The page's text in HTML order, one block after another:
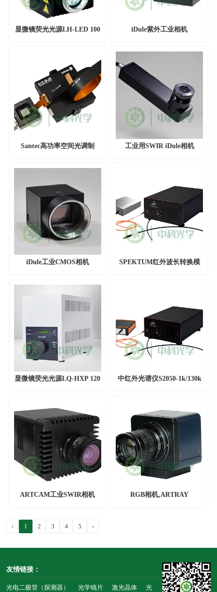
显微镜荧光光源LH-LED 100 iDule紫外工业相机
Santec高功率空间光调制
工业用SWIR iDule相机
iDule工业CMOS相机
SPEKTUM红外波长转换模
显微镜荧光光源LQ-HXP 120 中红外光谱仪S2050-1k/130k
ARTCAM工业SWIR相机 RGB相机,ARTRAY
‹ 1 2 3 4 5 ›
友情链接：
光电二极管（探测器） 光学镜片 激光晶体 光